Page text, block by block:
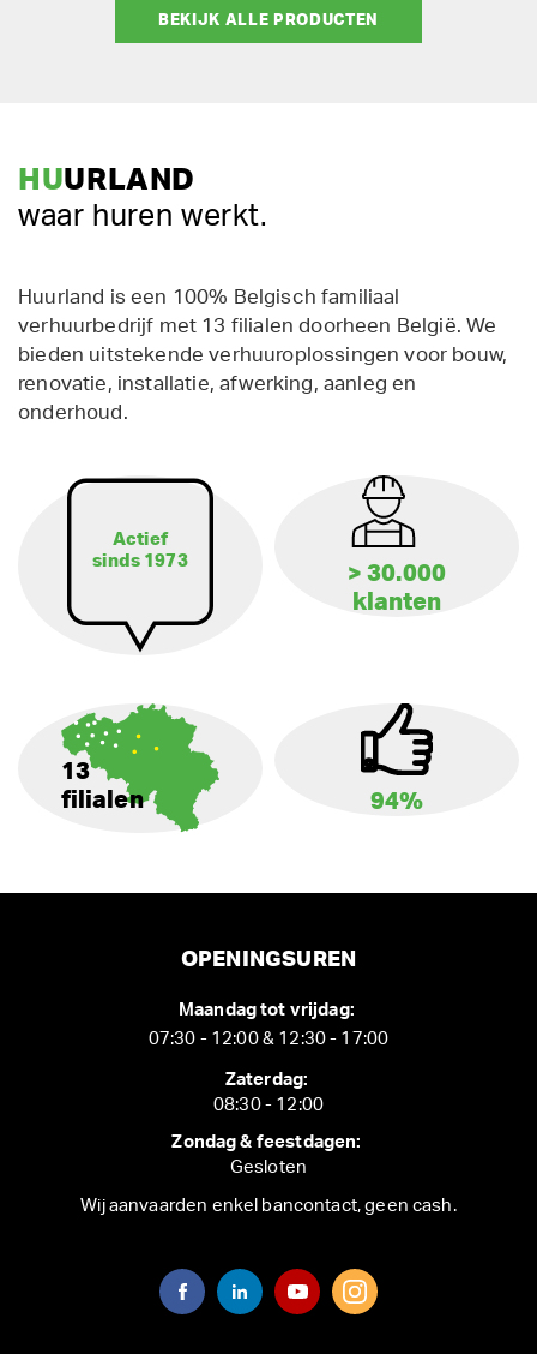
BEKIJK ALLE PRODUCTEN
HUURLAND
waar huren werkt.
Huurland is een 100% Belgisch familiaal
verhuurbedrijf met 13 filialen doorheen België. We
bieden uitstekende verhuuroplossingen voor bouw,
renovatie, installatie, afwerking, aanleg en
onderhoud.
Actief
sinds 1973
> 30.000
klanten
13
filialen
94%
OPENINGSUREN
Maandag tot vrijdag:
07:30 - 12:00 & 12:30 - 17:00
Zaterdag:
08:30 - 12:00
Zondag & feestdagen:
Gesloten
Wij aanvaarden enkel bancontact, geen cash.